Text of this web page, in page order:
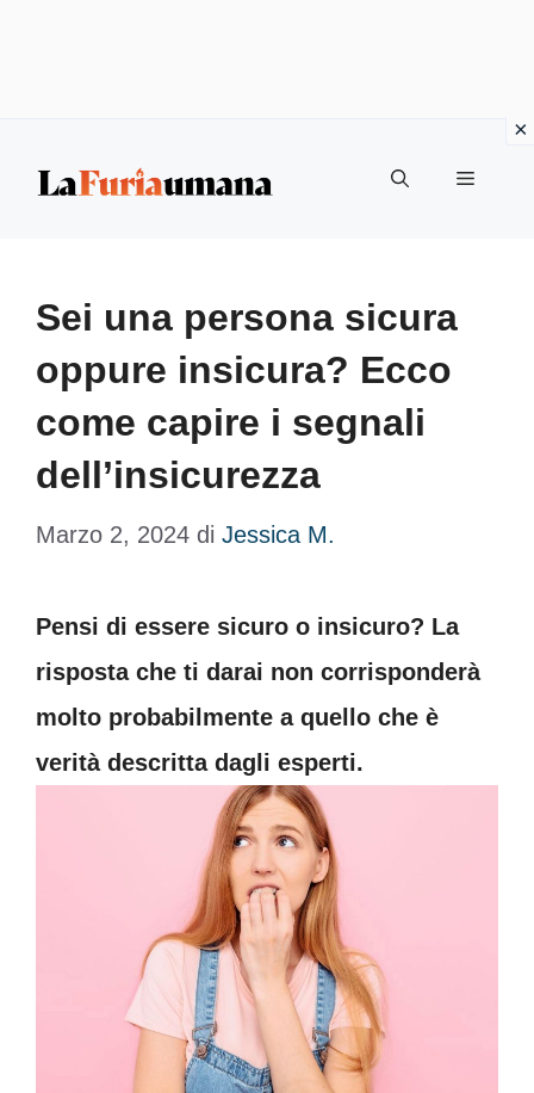
Menu
Sei una persona sicura
oppure insicura? Ecco
come capire i segnali
dell’insicurezza
Marzo 2, 2024 di Jessica M.
Pensi di essere sicuro o insicuro? La
risposta che ti darai non corrisponderà
molto probabilmente a quello che è
verità descritta dagli esperti.